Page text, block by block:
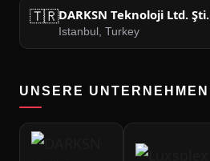
🇹🇷DARKSN Teknoloji Ltd. Şti.
Istanbul, Turkey
UNSERE UNTERNEHMEN